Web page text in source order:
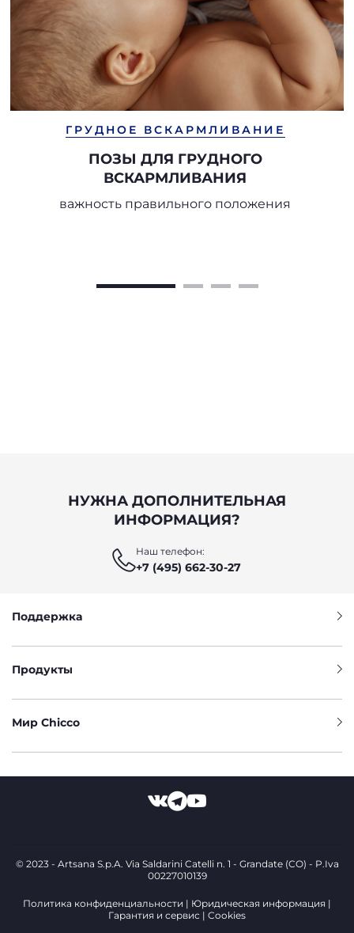
ГРУДНОЕ ВСКАРМЛИВАНИЕ
ПОЗЫ ДЛЯ ГРУДНОГО
ВСКАРМЛИВАНИЯ
важность правильного положения
НУЖНА ДОПОЛНИТЕЛЬНАЯ
ИНФОРМАЦИЯ?
Наш телефон:
+7 (495) 662-30-27
Поддержка
Продукты
Мир Chicco
© 2023 - Artsana S.p.A. Via Saldarini Catelli n. 1 - Grandate (CO) - P.Iva
00227010139
Политика конфиденциальности
Юридическая информация
Гарантия и сервис
Cookies